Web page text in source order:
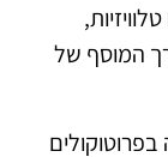
המוסף של